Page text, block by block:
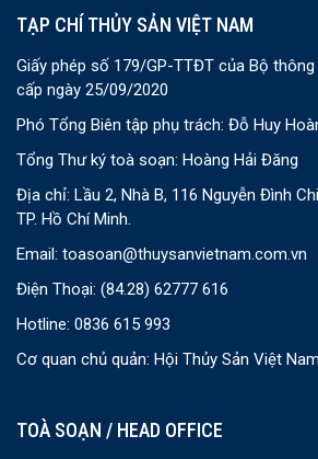
TẠP CHÍ THỦY SẢN VIỆT NAM
Giấy phép số 179/GP-TTĐT của Bộ
cấp ngày 25/09/2020
Phó Tổng Biên tập phụ trách: Đỗ Huy
Tổng Thư ký toà soạn: Hoàng Hải Đăng
Địa chỉ: Lầu 2, Nhà B, 116 Nguyễn Đình
TP. Hồ Chí Minh.
Email: toasoan@thuysanvietnam.com.vn
Điện Thoại: (84.28) 62777 616
Hotline: 0836 615 993
Cơ quan chủ quản: Hội Thủy Sản Việt Nam
TOÀ SOẠN / HEAD OFFICE